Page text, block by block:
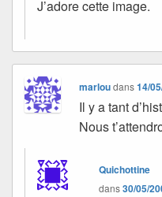
J’adore cette image.
marloudans14/
Il y a tant
Nous
Quichottine
dans30/05/